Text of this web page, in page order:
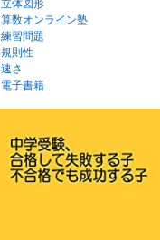
算数オンライン塾
練習問題
規則性
速さ
電子書籍